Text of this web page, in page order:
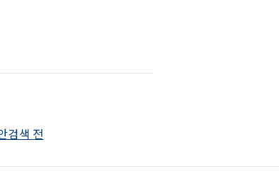
검색 전